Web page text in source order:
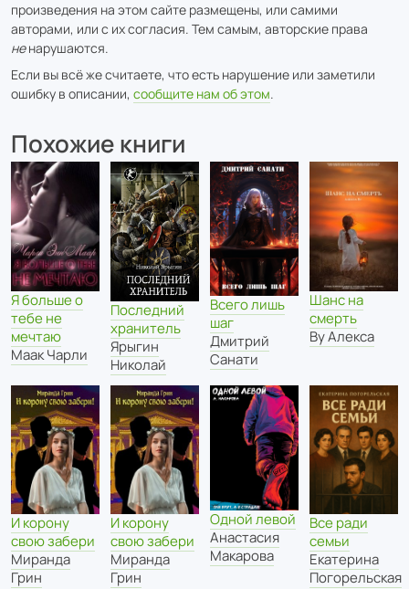
произведения на этом сайте размещены, или самими
авторами, или с их согласия. Тем самым, авторские права
ненарушаются.
Если вы всё же считаете, что есть нарушение или заметили
ошибку в описании, сообщите нам об этом.
Похожие книги
Я больше о
тебе не
мечтаю
Маак Чарли
Последний
хранитель
Ярыгин
Николай
Всего лишь
шаг
Дмитрий
Санати
Шанс на
смерть
Ву Алекса
И корону
свою забери
Миранда
Грин
И корону
свою забери
Миранда
Грин
Одной левой
Анастасия
Макарова
Все ради
семьи
Екатерина
Погорельская